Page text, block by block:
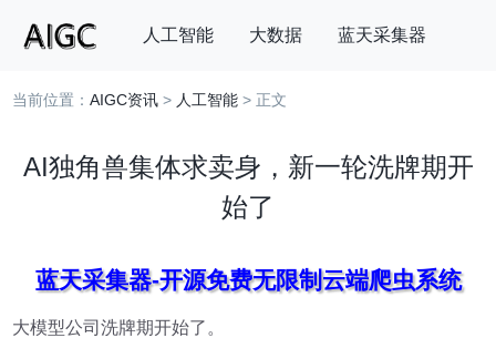
人工智能 大数据 蓝天采集器
搜索
当前位置：AIGC资讯 > 人工智能 > 正文
AI独角兽集体求卖身，新一轮洗牌期开
始了
蓝天采集器-开源免费无限制云端爬虫系统
大模型公司洗牌期开始了。